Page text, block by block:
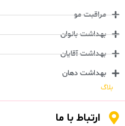
مراقبت مو
بهداشت بانوان
بهداشت آقایان
بهداشت دهان
بلاگ
ارتباط با ما